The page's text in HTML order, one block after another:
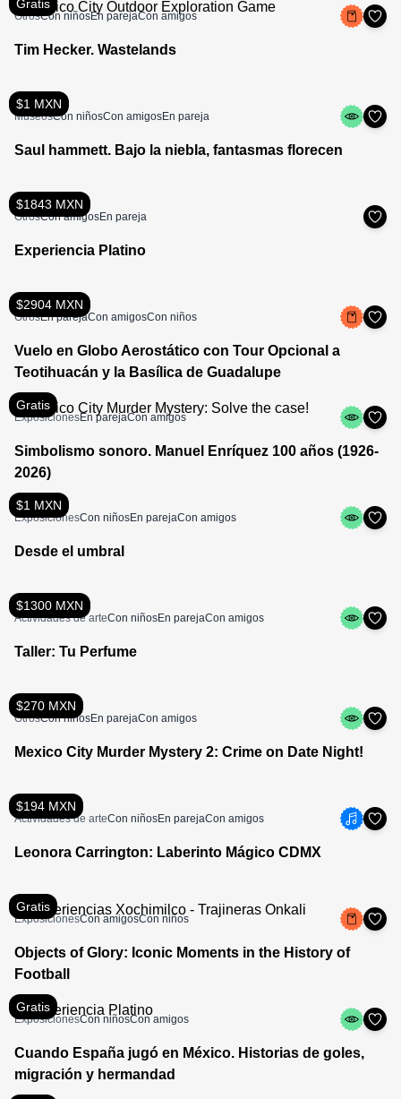
Gratis
OtrosCon niñosEn parejaCon amigos
Tim Hecker. Wastelands
$1 MXN
MuseosCon niñosCon amigosEn pareja
Saul hammett. Bajo la niebla, fantasmas florecen
$1843 MXN
OtrosCon amigosEn pareja
Experiencia Platino
$2904 MXN
OtrosEn parejaCon amigosCon niños
Vuelo en Globo Aerostático con Tour Opcional a
Teotihuacán y la Basílica de Guadalupe
Gratis
ExposicionesEn parejaCon amigos
Simbolismo sonoro. Manuel Enríquez 100 años (1926-
2026)
$1 MXN
ExposicionesCon niñosEn parejaCon amigos
Desde el umbral
$1300 MXN
Actividades de arteCon niñosEn parejaCon amigos
Taller: Tu Perfume
$270 MXN
OtrosCon niñosEn parejaCon amigos
Mexico City Murder Mystery 2: Crime on Date Night!
$194 MXN
Actividades de arteCon niñosEn parejaCon amigos
Leonora Carrington: Laberinto Mágico CDMX
Gratis
ExposicionesCon amigosCon niños
Objects of Glory: Iconic Moments in the History of
Football
Gratis
ExposicionesCon niñosCon amigos
Cuando España jugó en México. Historias de goles,
migración y hermandad